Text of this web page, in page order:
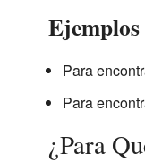
Para
Para
¿Para